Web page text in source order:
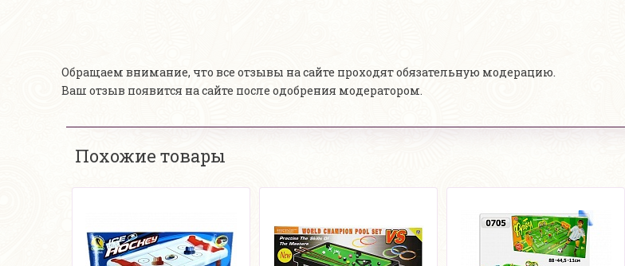
Обращаем внимание, что все отзывы на сайте проходят обязательную модерацию.
Ваш отзыв появится на сайте после одобрения модератором.
Похожие товары